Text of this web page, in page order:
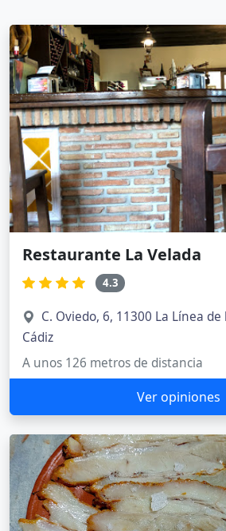
Restaurante La Velada
4.3
C. Oviedo, 6, 11300 La Línea
Cádiz
A unos 126 metros de distancia
Ver opiniones